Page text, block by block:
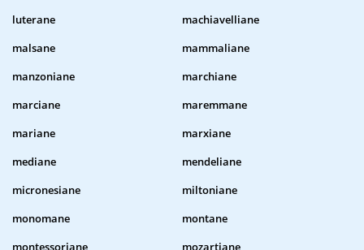
luterane
machiavelliane
malsane
mammaliane
manzoniane
marchiane
marciane
maremmane
mariane
marxiane
mediane
mendeliane
micronesiane
miltoniane
monomane
montane
montessoriane
mozartiane